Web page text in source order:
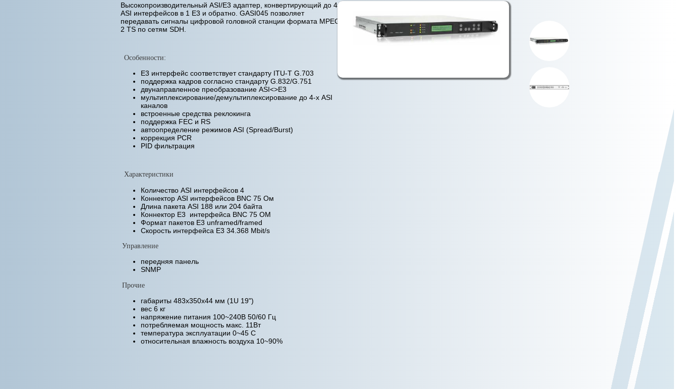
Высокопроизводительный ASI/E3 адаптер, конвертирующий до 4х
ASI интерфейсов в 1 E3 и обратно. GASI045 позволяет
передавать сигналы цифровой головной станции формата MPEG-
2 TS по сетям SDH.
Особенности:
E3 интерфейс соответствует стандарту ITU-T G.703
поддержка кадров согласно стандарту G.832/G.751
двунаправленное преобразование ASI<>E3
мультиплексирование/демультиплексирование до 4-х ASI
каналов
встроенные средства реклокинга
поддержка FEC и RS
автоопределение режимов ASI (Spread/Burst)
коррекция PCR
PID фильтрация
Характеристики
Количество ASI интерфейсов 4
Коннектор ASI интерфейсов BNC 75 Ом
Длина пакета ASI 188 или 204 байта
Коннектор E3 интерфейса BNC 75 ОМ
Формат пакетов E3 unframed/framed
Скорость интерфейса E3 34.368 Mbit/s
Управление
передняя панель
SNMP
Прочие
габариты 483х350х44 мм (1U 19")
вес 6 кг
напряжение питания 100~240В 50/60 Гц
потребляемая мощность макс. 11Вт
температура эксплуатации 0~45 C
относительная влажность воздуха 10~90%